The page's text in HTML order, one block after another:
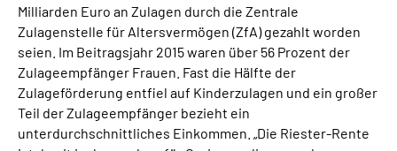
Milliarden Euro an Zulagen durch die Zentrale
Zulagenstelle für Altersvermögen (ZfA) gezahlt worden
seien. Im Beitragsjahr 2015 waren über 56 Prozent der
Zulageempfänger Frauen. Fast die Hälfte der
Zulageförderung entfiel auf Kinderzulagen und ein großer
Teil der Zulageempfänger bezieht ein
unterdurchschnittliches Einkommen. „Die Riester-Rente